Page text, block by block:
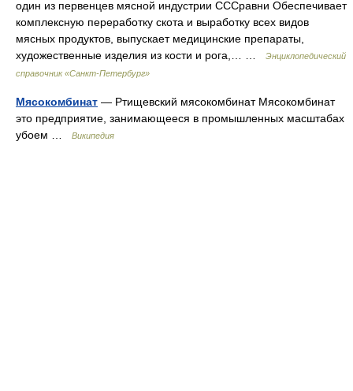
один из первенцев мясной индустрии СССравни Обеспечивает
комплексную переработку скота и выработку всех видов
мясных продуктов, выпускает медицинские препараты,
художественные изделия из кости и рога,… …
Энциклопедический
справочник «Санкт-Петербург»
Мясокомбинат — Ртищевский мясокомбинат Мясокомбинат
это предприятие, занимающееся в промышленных масштабах
убоем …
Википедия